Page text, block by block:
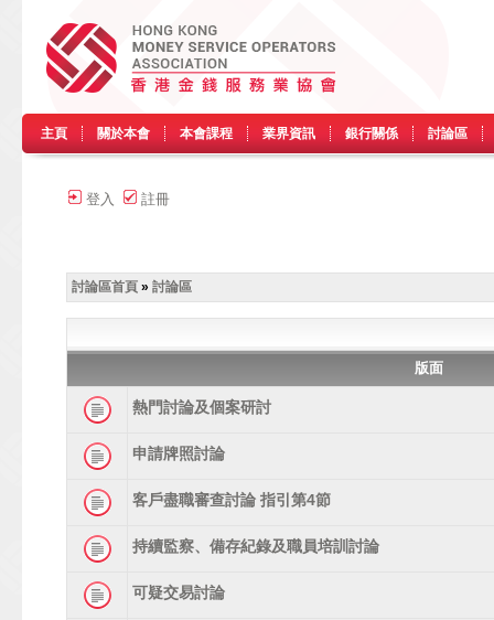
主頁 關於本會 本會課程 業界資訊 銀行關係 討論區
登入 註冊
討論區首頁 » 討論區
版面
熱門討論及個案研討
申請牌照討論
客戶盡職審查討論 指引第4節
持續監察、備存紀錄及職員培訓討論
可疑交易討論